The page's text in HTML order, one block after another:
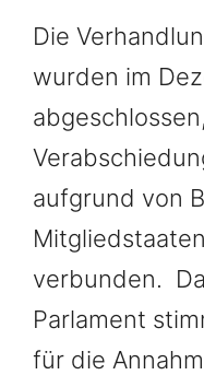
Die
wurden im
aufgrund von
verbunden.
Parlament
für die